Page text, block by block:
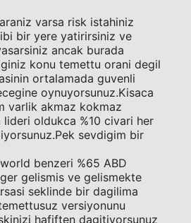
varsa risk istahiniz
bir yere yatirirsiniz ve
ancak burada
konu temettu orani degil
ortalamada guvenli
oynuyorsunuz.Kisaca
varlik akmaz kokmaz
lideri oldukca %10 civari her
sevdigim bir
benzeri %65 ABD
gelismis ve gelismekte
seklinde bir dagilima
versiyonunu
hafiften dagitiyorsunuz